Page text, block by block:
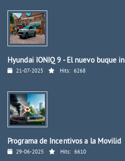
Hyundai IONIQ 9 - El nuevo buque in
21-07-2025 Hits: 6268
Programa de Incentivos a la Movilid
29-06-2025 Hits: 6610